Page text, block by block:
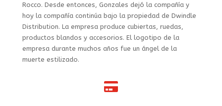
Rocco. Desde entonces, Gonzales dejó la compañía y
hoy la compañía continúa bajo la propiedad de Dwindle
Distribution. La empresa produce cubiertas, ruedas,
productos blandos y accesorios. El logotipo de la
empresa durante muchos años fue un ángel de la
muerte estilizado.
